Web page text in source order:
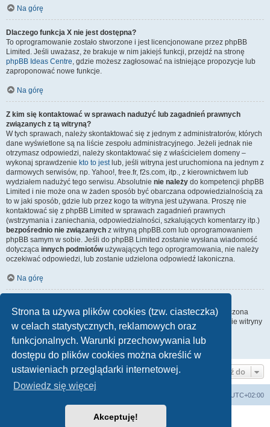
Strona ta używa plików cookies (tzw. ciasteczka)
w celach statystycznych, reklamowych oraz
funkcjonalnych. Warunki przechowywania lub
dostępu do plików cookies można określić w
ustawieniach przeglądarki internetowej.
Dowiedz się więcej
Akceptuję!
Na górę
Dlaczego funkcja X nie jest dostępna?
To oprogramowanie zostało stworzone i jest licencjonowane przez phpBB
Limited. Jeśli uważasz, że brakuje w nim jakiejś funkcji, przejdź na stronę
phpBB Ideas Centre, gdzie możesz zagłosować na istniejące propozycje lub
zaproponować nowe funkcje.
Na górę
Z kim się kontaktować w sprawach nadużyć lub zagadnień prawnych
związanych z tą witryną?
W tych sprawach, należy skontaktować się z jednym z administratorów, których
dane wyświetlone są na liście zespołu administracyjnego. Jeżeli jednak nie
otrzymasz odpowiedzi, należy skontaktować się z właścicielem domeny –
wykonaj sprawdzenie kto to jestlub, jeśli witryna jest uruchomiona na jednym z
darmowych serwisów, np. Yahoo!, free.fr, f2s.com, itp., z kierownictwem lub
wydziałem nadużyć tego serwisu. Absolutnie nie należy do kompetencji phpBB
Limited i nie może ona w żaden sposób być obarczana odpowiedzialnością za
to w jaki sposób, gdzie lub przez kogo ta witryna jest używana. Proszę nie
kontaktować się z phpBB Limited w sprawach zagadnień prawnych
(wstrzymania i zaniechania, odpowiedzialności, szkalujących komentarzy itp.)
bezpośrednio nie związanych z witryną phpBB.com lub oprogramowaniem
phpBB samym w sobie. Jeśli do phpBB Limited zostanie wysłana wiadomość
dotycząca innych podmiotówużywających tego oprogramowania, nie należy
oczekiwać odpowiedzi, lub zostanie udzielona odpowiedź lakoniczna.
Na górę
Wszyscy użytkownicy witryny mogą używać – jeśli funkcja ta jest włączona
przez administratora witryny – formularza „Kontakt z nami”. Członkowie witryny
mogą także używać odnośnika „Zespół administracyjny”.
Na górę
Przejdź do
UTC+02:00
Technologię dostarczaphpBB® Forum Software © phpBB Limited